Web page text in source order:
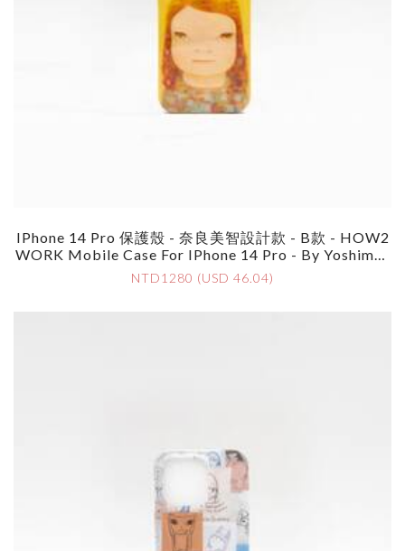
IPhone 14 Pro 保護殼 - 奈良美智設計款 - B款 - HOW2
WORK Mobile Case For IPhone 14 Pro - By Yoshimot
O Nara - Style B
NTD1280 (USD 46.04)